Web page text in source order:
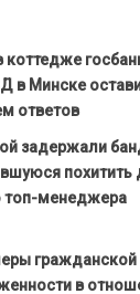
в Минске
ответов
задержали
похитить
топ-менеджера
в